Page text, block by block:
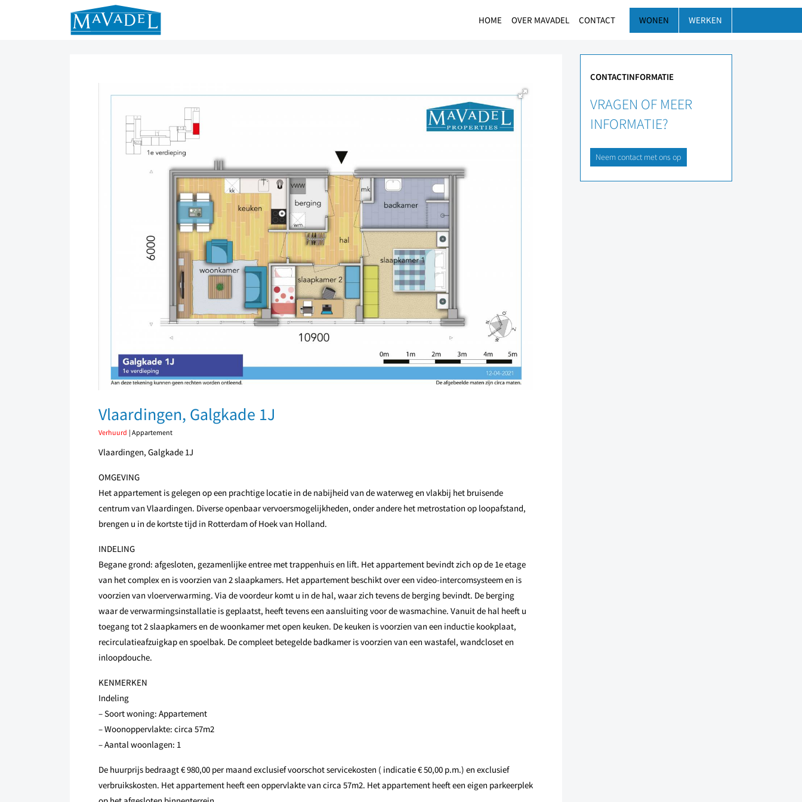
HOME OVER MAVADEL CONTACT WONEN WERKEN
Vlaardingen, Galgkade 1J
Verhuurd | Appartement
Vlaardingen, Galgkade 1J
OMGEVING
Het appartement is gelegen op een prachtige locatie in de nabijheid van de waterweg en vlakbij het bruisende
centrum van Vlaardingen. Diverse openbaar vervoersmogelijkheden, onder andere het metrostation op loopafstand,
brengen u in de kortste tijd in Rotterdam of Hoek van Holland.
INDELING
Begane grond: afgesloten, gezamenlijke entree met trappenhuis en lift. Het appartement bevindt zich op de 1e etage
van het complex en is voorzien van 2 slaapkamers. Het appartement beschikt over een video-intercomsysteem en is
voorzien van vloerverwarming. Via de voordeur komt u in de hal, waar zich tevens de berging bevindt. De berging
waar de verwarmingsinstallatie is geplaatst, heeft tevens een aansluiting voor de wasmachine. Vanuit de hal heeft u
toegang tot 2 slaapkamers en de woonkamer met open keuken. De keuken is voorzien van een inductie kookplaat,
recirculatieafzuigkap en spoelbak. De compleet betegelde badkamer is voorzien van een wastafel, wandcloset en
inloopdouche.
KENMERKEN
Indeling
– Soort woning: Appartement
– Woonoppervlakte: circa 57m2
– Aantal woonlagen: 1
De huurprijs bedraagt € 980,00 per maand exclusief voorschot servicekosten ( indicatie € 50,00 p.m.) en exclusief
verbruikskosten. Het appartement heeft een oppervlakte van circa 57m2. Het appartement heeft een eigen parkeerplek
CONTACTINFORMATIE
VRAGEN OF MEER
INFORMATIE?
Neem contact met ons op